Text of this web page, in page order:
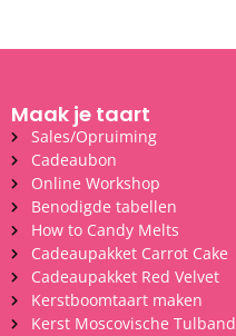
Maak je taart
Sales/Opruiming
Cadeaubon
Online Workshop
Benodigde tabellen
How to Candy Melts
Cadeaupakket Carrot Cake
Cadeaupakket Red Velvet
Kerstboomtaart maken
Kerst Moscovische Tulband